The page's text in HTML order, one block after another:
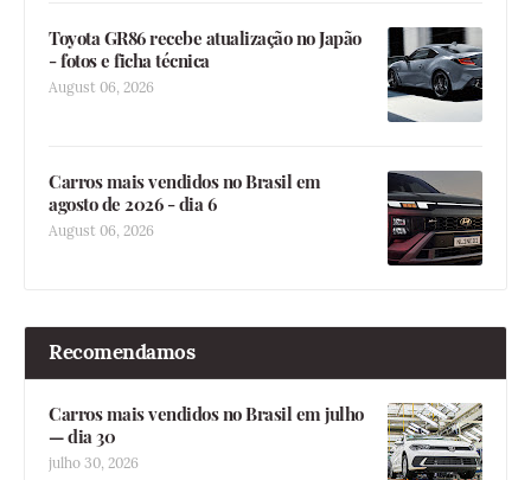
Toyota GR86 recebe atualização no Japão
- fotos e ficha técnica
August 06, 2026
Carros mais vendidos no Brasil em
agosto de 2026 - dia 6
August 06, 2026
Recomendamos
Carros mais vendidos no Brasil em julho
— dia 30
julho 30, 2026